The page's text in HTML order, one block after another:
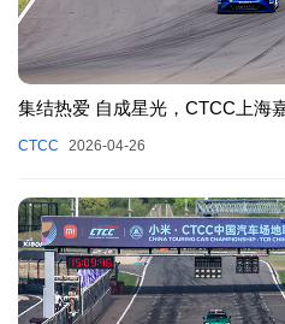
集结热爱 自成星光，CTCC上海
CTCC 2026-04-26